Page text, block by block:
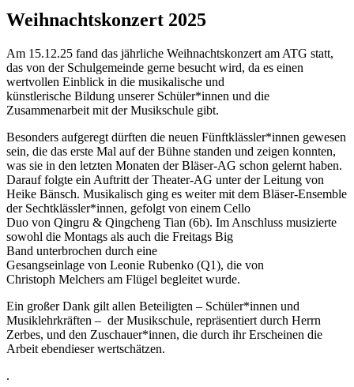
Weihnachtskonzert 2025
Am 15.12.25 fand das jährliche Weihnachtskonzert am ATG statt,
das von der Schulgemeinde gerne besucht wird, da es einen
wertvollen Einblick in die musikalische und
künstlerische Bildung unserer Schüler*innen und die
Zusammenarbeit mit der Musikschule gibt.
Besonders aufgeregt dürften die neuen Fünftklässler*innen gewesen
sein, die das erste Mal auf der Bühne standen und zeigen konnten,
was sie in den letzten Monaten der Bläser-AG schon gelernt haben.
Darauf folgte ein Auftritt der Theater-AG unter der Leitung von
Heike Bänsch. Musikalisch ging es weiter mit dem Bläser-Ensemble
der Sechtklässler*innen, gefolgt von einem Cello
Duo von Qingru & Qingcheng Tian (6b). Im Anschluss musizierte
sowohl die Montags als auch die Freitags Big
Band unterbrochen durch eine
Gesangseinlage von Leonie Rubenko (Q1), die von
Christoph Melchers am Flügel begleitet wurde.
Ein großer Dank gilt allen Beteiligten – Schüler*innen und
Musiklehrkräften – der Musikschule, repräsentiert durch Herrn
Zerbes, und den Zuschauer*innen, die durch ihr Erscheinen die
Arbeit ebendieser wertschätzen.
.